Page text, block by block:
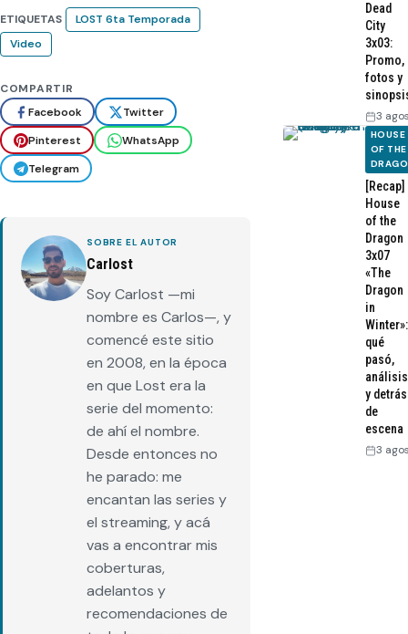
ETIQUETAS
LOST 6ta Temporada
Video
COMPARTIR
Facebook
Twitter
Pinterest
WhatsApp
Telegram
SOBRE EL AUTOR
Carlost
Soy Carlost —mi
nombre es Carlos—, y
comencé este sitio
en 2008, en la época
en que Lost era la
serie del momento:
de ahí el nombre.
Desde entonces no
he parado: me
encantan las series y
el streaming, y acá
vas a encontrar mis
coberturas,
adelantos y
recomendaciones de
Dead
City
3x03:
Promo,
fotos y
3
HOUSE
OF THE
[Recap]
House
of the
Dragon
3x07
«The
Dragon
in
Winter»:
qué
pasó,
análisis
y detrás
de
escena
3